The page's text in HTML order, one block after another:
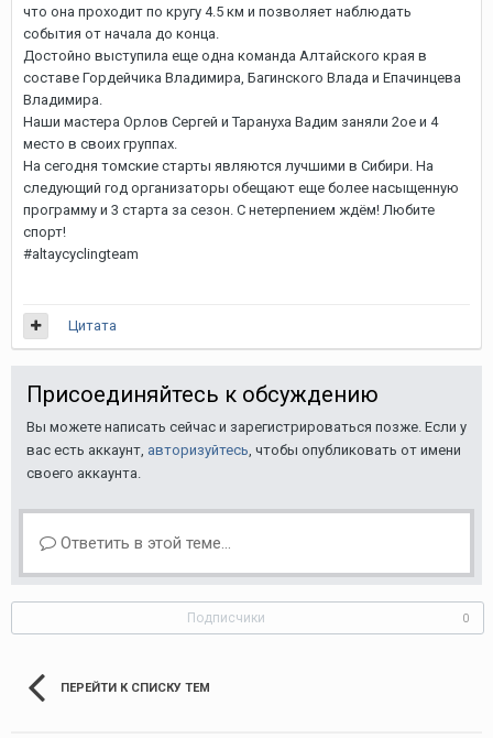
что она проходит по кругу 4.5 км и позволяет наблюдать
события от начала до конца.
Достойно выступила еще одна команда Алтайского края в
составе Гордейчика Владимира, Багинского Влада и Епачинцева
Владимира.
Наши мастера Орлов Сергей и Тарануха Вадим заняли 2ое и 4
место в своих группах.
На сегодня томские старты являются лучшими в Сибири. На
следующий год организаторы обещают еще более насыщенную
программу и 3 старта за сезон. С нетерпением ждём! Любите
спорт!
#altaycyclingteam
Цитата
Присоединяйтесь к обсуждению
Вы можете написать сейчас и зарегистрироваться позже. Если у
вас есть аккаунт, авторизуйтесь, чтобы опубликовать от имени
своего аккаунта.
Ответить в этой теме...
Подписчики 0
ПЕРЕЙТИ К СПИСКУ ТЕМ